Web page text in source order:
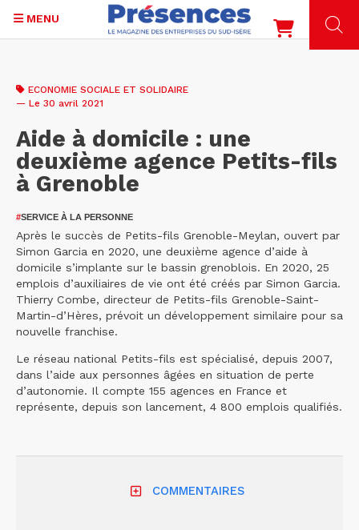
contenu
MENU
ECONOMIE SOCIALE ET SOLIDAIRE
— Le 30 avril 2021
Aide à domicile : une
deuxième agence Petits-fils
à Grenoble
#SERVICE À LA PERSONNE
Après le succès de Petits-fils Grenoble-Meylan, ouvert par
Simon Garcia en 2020, une deuxième agence d’aide à
domicile s’implante sur le bassin grenoblois. En 2020, 25
emplois d’auxiliaires de vie ont été créés par Simon Garcia.
Thierry Combe, directeur de Petits-fils Grenoble-Saint-
Martin-d’Hères, prévoit un développement similaire pour sa
nouvelle franchise.
Le réseau national Petits-fils est spécialisé, depuis 2007,
dans l’aide aux personnes âgées en situation de perte
d’autonomie. Il compte 155 agences en France et
représente, depuis son lancement, 4 800 emplois qualifiés.
COMMENTAIRES